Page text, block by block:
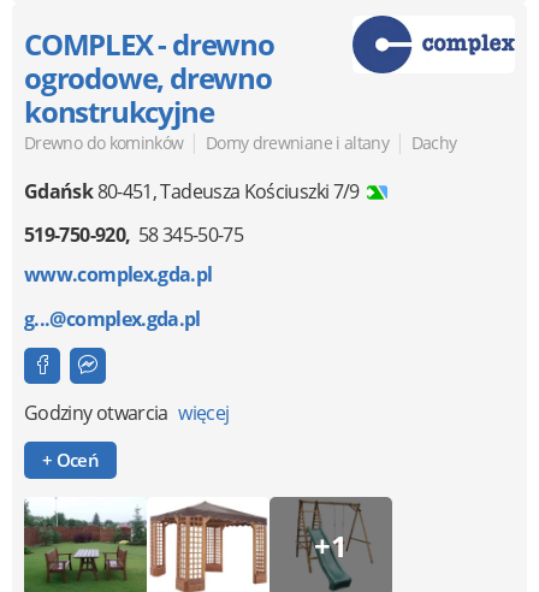
COMPLEX - drewno
ogrodowe, drewno
konstrukcyjne
Drewno do kominków | Domy drewniane i altany | Dachy
Gdańsk80-451,Tadeusza Kościuszki 7/9
519-750-920 58 345-50-75
www.complex.gda.pl
g...@complex.gda.pl
Godziny otwarcia więcej
+ Oceń
+1